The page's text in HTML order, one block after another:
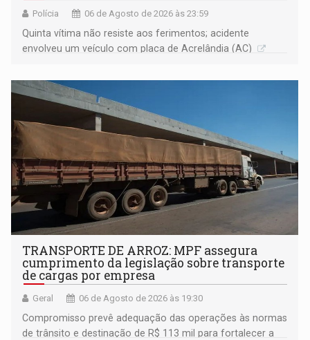
Polícia 06 de Agosto de 2026 às 23:59
Quinta vítima não resiste aos ferimentos; acidente
envolveu um veículo com placa de Acrelândia (AC)
TRANSPORTE DE ARROZ: MPF assegura
cumprimento da legislação sobre transporte
de cargas por empresa
Geral 06 de Agosto de 2026 às 19:30
Compromisso prevê adequação das operações às normas
de trânsito e destinação de R$ 113 mil para fortalecer a